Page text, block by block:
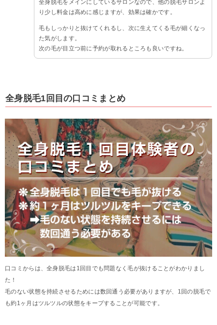
全身脱毛をメインにしているサロンなので、他の脱毛サロンよ
り少し料金は高めに感じますが、効果は確かです。
毛もしっかりと抜けてくれるし、次に生えてくる毛が細くなっ
た気がします。
次の毛が目立つ前に予約が取れるところも良いですね。
全身脱毛1回目の口コミまとめ
口コミからは、全身脱毛は1回目でも問題なく毛が抜けることがわかりまし
た！
毛のない状態を持続させるためには数回通う必要がありますが、1回の脱毛で
も約1ヶ月はツルツルの状態をキープすることが可能です。